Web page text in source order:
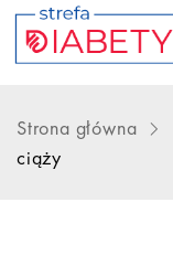
Strona główna
ciąży